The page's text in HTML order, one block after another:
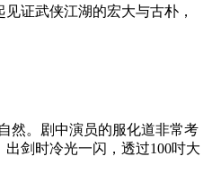
证武侠江湖的宏大与古朴，
然。剧中演员的服化道非常考
剑时冷光一闪，透过100吋大